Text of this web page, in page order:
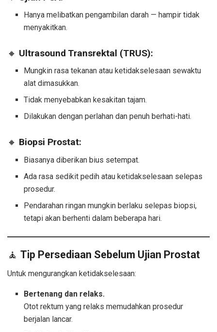
Hanya melibatkan pengambilan darah — hampir tidak
menyakitkan.
🔸 Ultrasound Transrektal (TRUS):
Mungkin rasa tekanan atau ketidakselesaan sewaktu
alat dimasukkan.
Tidak menyebabkan kesakitan tajam.
Dilakukan dengan perlahan dan penuh berhati-hati.
🔸 Biopsi Prostat:
Biasanya diberikan bius setempat.
Ada rasa sedikit pedih atau ketidakselesaan selepas
prosedur.
Pendarahan ringan mungkin berlaku selepas biopsi,
tetapi akan berhenti dalam beberapa hari.
🧘 Tip Persediaan Sebelum Ujian Prostat
Untuk mengurangkan ketidakselesaan:
Bertenang dan relaks.
Otot rektum yang relaks memudahkan prosedur
berjalan lancar.